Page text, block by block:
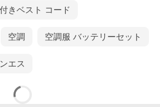
きベスト コード
空調 空調服 バッテリーセット
エス